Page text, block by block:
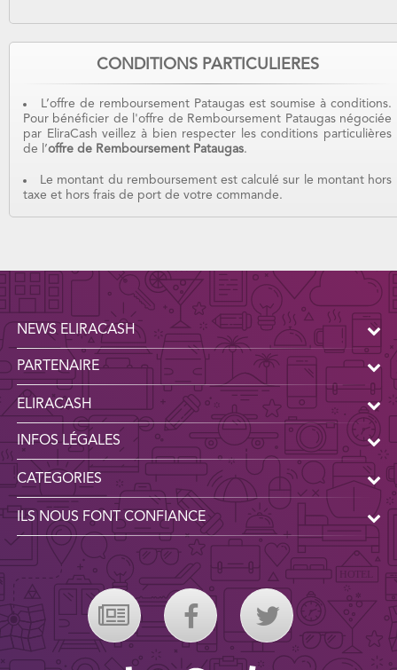
CONDITIONS PARTICULIERES
L’offre de remboursement Pataugas est soumise à conditions.
Pour bénéficier de l'offre de Remboursement Pataugas négociée
par EliraCash veillez à bien respecter les conditions particulières
de l’offre de Remboursement Pataugas.
Le montant du remboursement est calculé sur le montant hors
taxe et hors frais de port de votre commande.
NEWS ELIRACASH
PARTENAIRE
ELIRACASH
INFOS LÉGALES
CATEGORIES
ILS NOUS FONT CONFIANCE